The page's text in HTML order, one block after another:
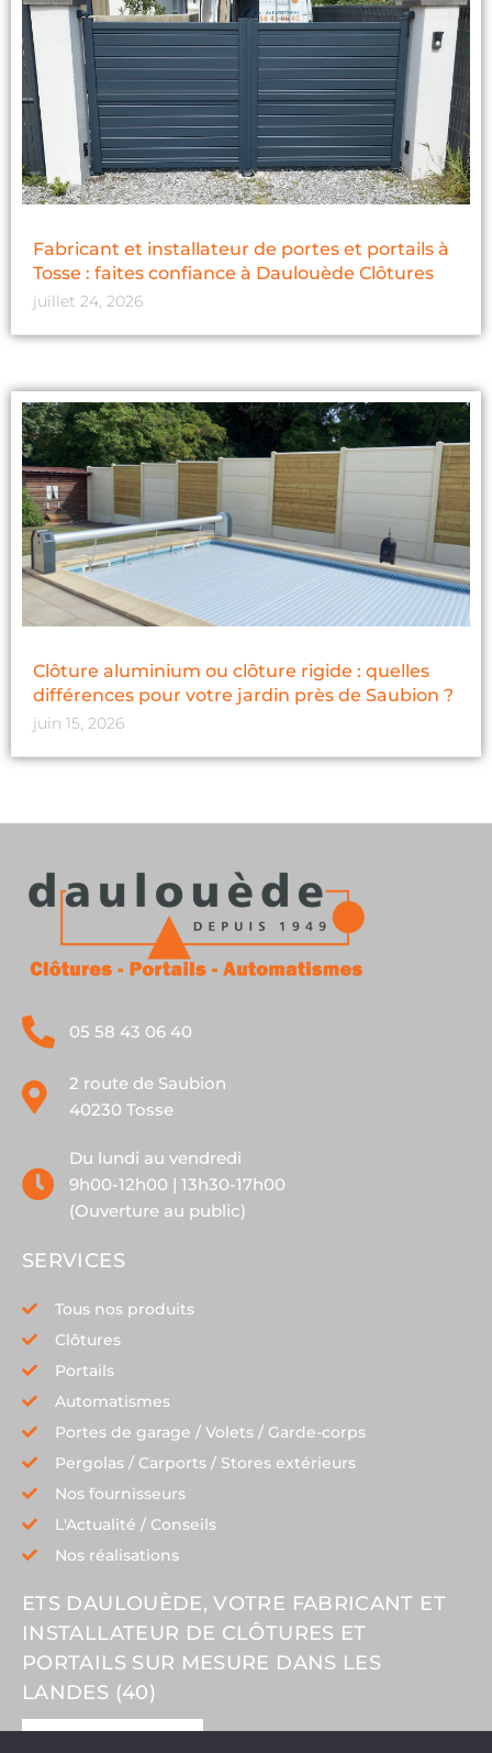
Fabricant et installateur de portes et portails à
Tosse : faites confiance à Daulouède Clôtures
juillet 24, 2026
Clôture aluminium ou clôture rigide : quelles
différences pour votre jardin près de Saubion ?
juin 15, 2026
05 58 43 06 40
2 route de Saubion
40230 Tosse
Du lundi au vendredi
9h00-12h00 | 13h30-17h00
(Ouverture au public)
SERVICES
Tous nos produits
Clôtures
Portails
Automatismes
Portes de garage / Volets / Garde-corps
Pergolas / Carports / Stores extérieurs
Nos fournisseurs
L'Actualité / Conseils
Nos réalisations
ETS DAULOUÈDE, VOTRE FABRICANT ET
INSTALLATEUR DE CLÔTURES ET
PORTAILS SUR MESURE DANS LES
LANDES (40)